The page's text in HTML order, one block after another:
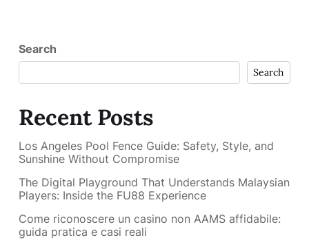
Search
Search
Recent Posts
Los Angeles Pool Fence Guide: Safety, Style, and
Sunshine Without Compromise
The Digital Playground That Understands Malaysian
Players: Inside the FU88 Experience
Come riconoscere un casino non AAMS affidabile:
guida pratica e casi reali